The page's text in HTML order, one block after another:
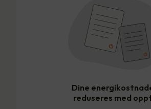
Dine
reduseres med